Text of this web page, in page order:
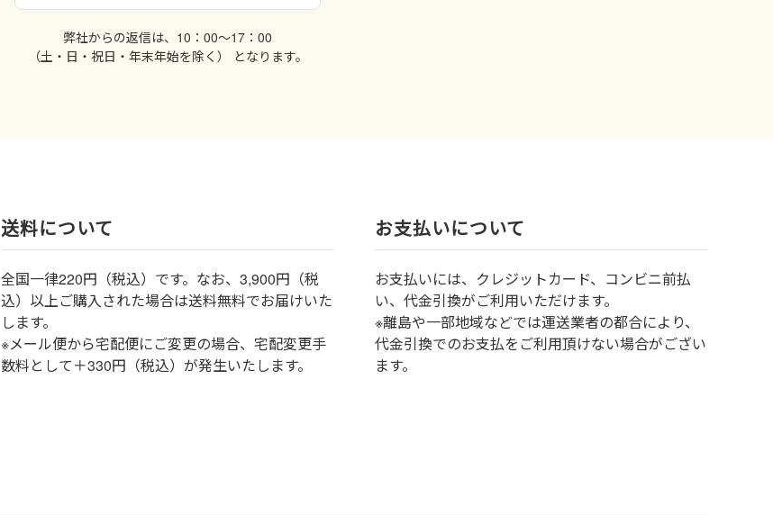
弊社からの返信は、10：00〜17：00
（土・日・祝日・年末年始を除く） となります。
送料について
全国一律220円（税込）です。なお、3,900円（税
込）以上ご購入された場合は送料無料でお届けいた
します。
※メール便から宅配便にご変更の場合、宅配変更手
数料として＋330円（税込）が発生いたします。
お⽀払いについて
お⽀払いには、クレジットカード、コンビニ前払
い、代金引換がご利用いただけます。
※離島や一部地域などでは運送業者の都合により、
代金引換でのお支払をご利用頂けない場合がござい
ます。